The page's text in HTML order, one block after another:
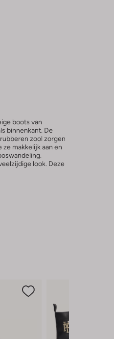
boots van
binnenkant. De
zool zorgen
makkelijk aan en
look. Deze